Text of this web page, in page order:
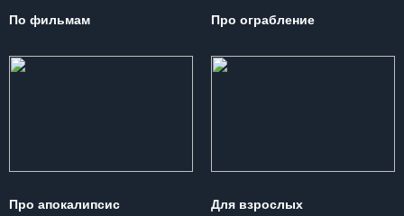
По фильмам Про ограбление
Про апокалипсис Для взрослых